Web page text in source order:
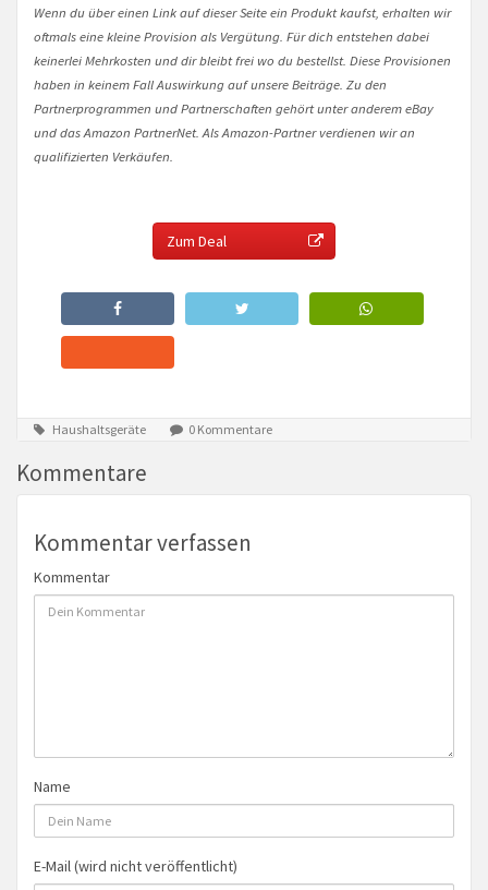
Wenn du über einen Link auf dieser Seite ein Produkt kaufst, erhalten wir
oftmals eine kleine Provision als Vergütung. Für dich entstehen dabei
keinerlei Mehrkosten und dir bleibt frei wo du bestellst. Diese Provisionen
haben in keinem Fall Auswirkung auf unsere Beiträge. Zu den
Partnerprogrammen und Partnerschaften gehört unter anderem eBay
und das Amazon PartnerNet. Als Amazon-Partner verdienen wir an
qualifizierten Verkäufen.
Zum Deal
Haushaltsgeräte 0 Kommentare
Kommentare
Kommentar verfassen
Kommentar
Name
E-Mail (wird nicht veröffentlicht)